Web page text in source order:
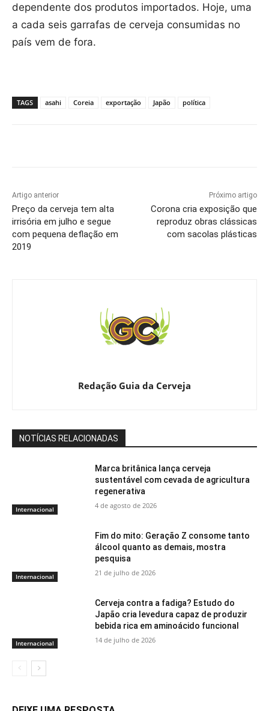
dependente dos produtos importados. Hoje, uma
a cada seis garrafas de cerveja consumidas no
país vem de fora.
TAGS asahi Coreia exportação Japão política
Artigo anterior
Preço da cerveja tem alta
irrisória em julho e segue
com pequena deflação em
2019
Próximo artigo
Corona cria exposição que
reproduz obras clássicas
com sacolas plásticas
Redação Guia da Cerveja
NOTÍCIAS RELACIONADAS
Internacional
Marca britânica lança cerveja
sustentável com cevada de agricultura
regenerativa
4 de agosto de 2026
Internacional
Fim do mito: Geração Z consome tanto
álcool quanto as demais, mostra
pesquisa
21 de julho de 2026
Internacional
Cerveja contra a fadiga? Estudo do
Japão cria levedura capaz de produzir
bebida rica em aminoácido funcional
14 de julho de 2026